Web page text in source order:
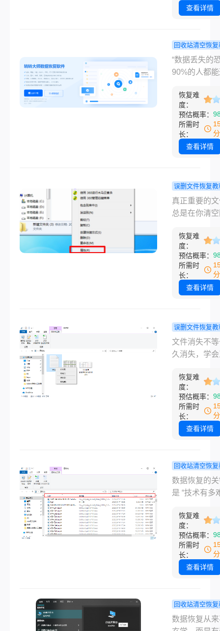
主，我每天
心格式化了
照片、旅行
没了，网上
哪个？” 这类
后，是大家
据丢失的焦
怕操作不当
件永久损坏
心隐私泄露
呢？今天，
合多年测评
分享几种经
从绝望中抢
数据。
查看详情
回收站清空恢
文件删了回
清空了怎么
亲测有效！
“数据丢失的
90%的人都
恢复方法！”
名在IT互联
深耕多年的
件测评博主
天都会收到
了，回收站
了，怎么办
是职场办公
自媒体拍摄
旦遇到电脑
删、U盘格式
SD卡数据丢
往心急如焚
文件受损、
露，甚至被
恢复难
度：
预估概率：
所需时
长：
查看详情
误删文件恢复教
删文件但是
站没有找到
方法帮你绝
生！
真正重要的
总是在你清
来。刚刚还
上的项目方
次
间蒸发；相
里珍贵的素
料，转眼不
踪…相信大
场人和内容
者，都曾经
种误删文件
站找不到的
刻。
恢复难
度：
预估概率：
所需时
长：
查看详情
误删文件恢复教
脑怎么找回
的文件？这
尤其最后一
功率超高！
文件消失不
久消失，学
在下一秒。“
的方案，怎
脑桌面上消
作为一名深
恢复领域多
就是这类带
与无助的咨
件误删、回
这些突如其
据“事故”，
手忙脚乱，
能导致数日
诸东流。
恢复难
度：
预估概率：
所需时
长：
查看详情
回收站清空恢
回收站删除
件怎么恢复
这个数据恢
区！
数据恢复的
是 “技术有多
快”—— 丢失
的 3 步操作
能否 100%
为什么我们
“误删” 买单
每天都能收
条求助：“回
除的文件怎
恢复难
度：
预估概率：
所需时
长：
查看详情
回收站清空恢
不小心把回
清空了怎么
数据恢复从